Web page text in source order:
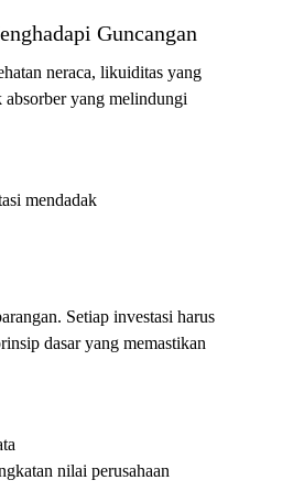
Guncangan
neraca, likuiditas yang
yang melindungi
mendadak
Setiap investasi harus
dasar yang memastikan
nilai perusahaan